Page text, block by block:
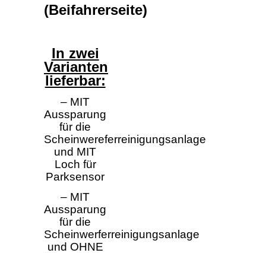
(Beifahrerseite)
In zwei
Varianten
lieferbar:
– MIT
Aussparung
für die
Scheinwereferreinigungsanlage
und MIT
Loch für
Parksensor
– MIT
Aussparung
für die
Scheinwerferreinigungsanlage
und OHNE